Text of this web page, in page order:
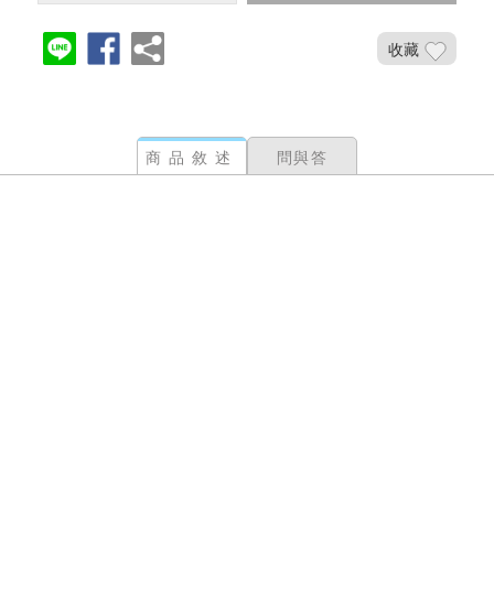
收藏
商品敘述 問與答